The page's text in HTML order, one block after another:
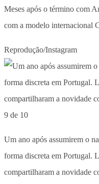
Meses após o término com
com a modelo internacional
Reprodução/Instagram
9 de 10
Um ano após assumirem o
forma discreta em Portugal.
compartilharam a novidade